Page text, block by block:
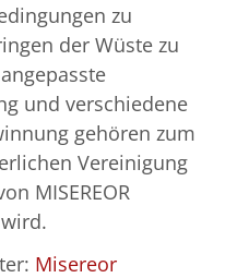
zu
der Wüste zu
und verschiedene
gehören zum
Vereinigung
MISEREOR
Misereor